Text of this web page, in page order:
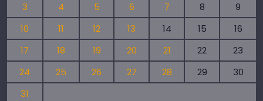
3
4 5 6 7 8
9
10
11 12 13 14 15
16
17
18 19 20 21 22
23
24
25 26 27 28 29
30
31